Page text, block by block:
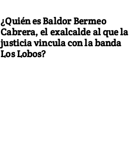
¿Quién es Baldor Bermeo
Cabrera, el exalcalde al que la
justicia vincula con la banda
Los Lobos?